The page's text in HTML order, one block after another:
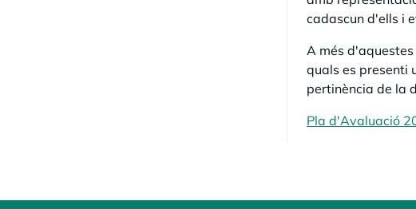
cadascun d'ells i
A més
quals es presenti
pertinència de la
Pla d'Avaluació